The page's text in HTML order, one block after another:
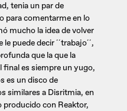
tenia un par de
para comentarme en lo
mucho la idea de volver
puede decir ´´trabajo´´,
que la que la
final es siempre un yugo,
es un disco de
similares a Disritmia, en
producido con Reaktor,